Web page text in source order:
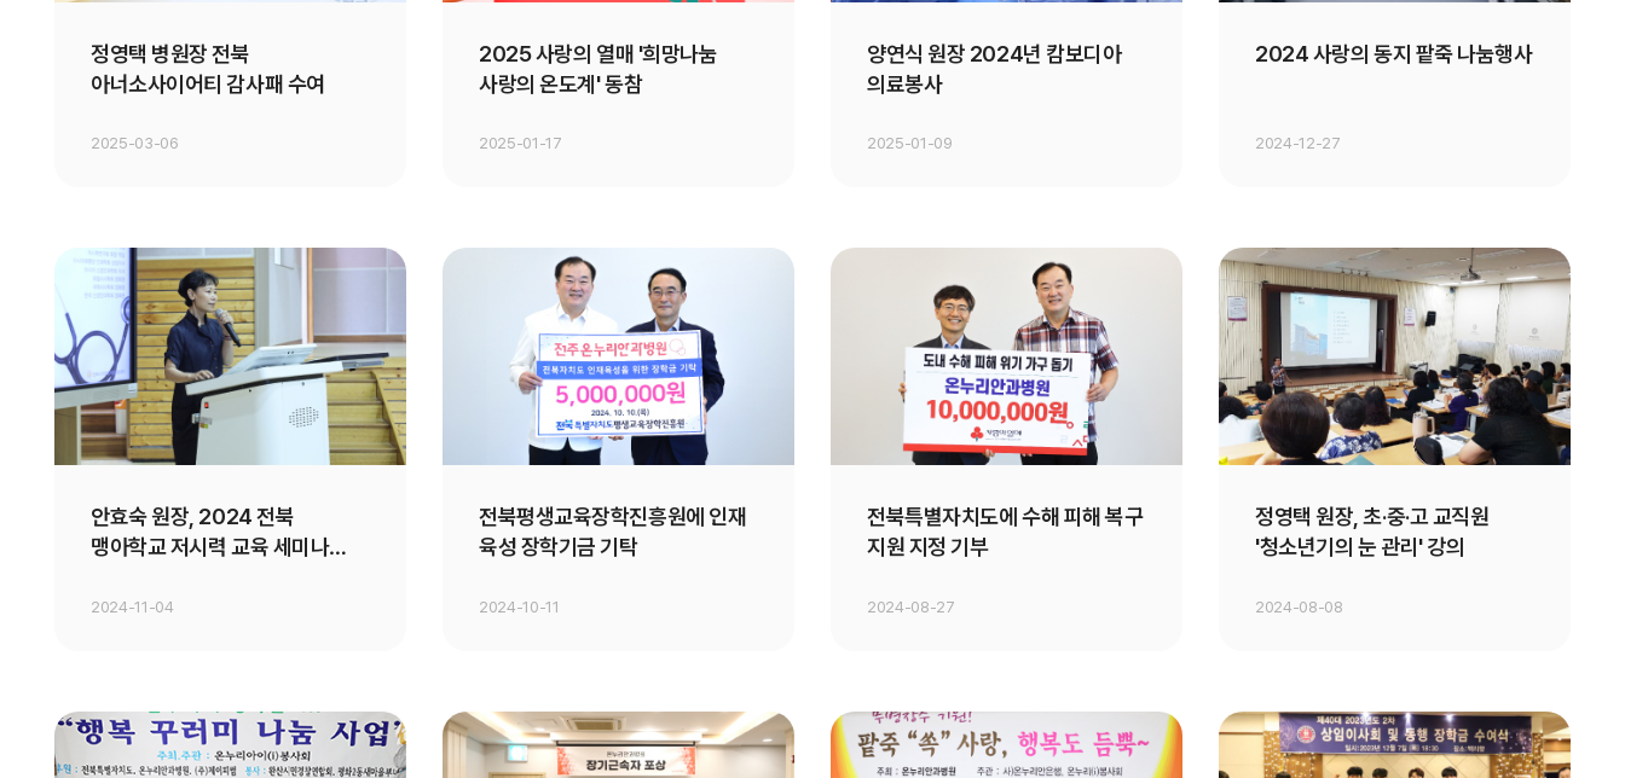
정영택 병원장 전북
아너소사이어티 감사패 수여
2025-03-06
2025 사랑의 열매 '희망나눔
사랑의 온도계' 동참
2025-01-17
양연식 원장 2024년 캄보디아
의료봉사
2025-01-09
2024 사랑의 동지 팥죽 나눔행사
2024-12-27
안효숙 원장, 2024 전북
맹아학교 저시력 교육 세미나
2024-11-04
전북평생교육장학진흥원에 인재
육성 장학기금 기탁
2024-10-11
전북특별자치도에 수해 피해 복구
지원 지정 기부
2024-08-27
정영택 원장, 초·중·고 교직원
'청소년기의 눈 관리' 강의
2024-08-08